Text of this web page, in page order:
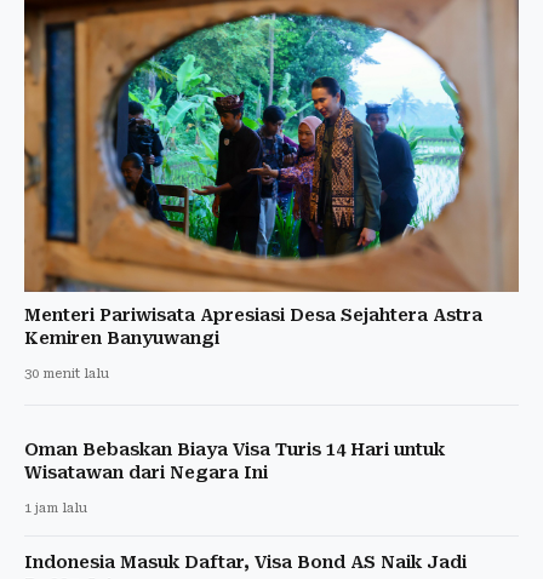
Menteri Pariwisata Apresiasi Desa Sejahtera Astra
Kemiren Banyuwangi
30 menit lalu
Oman Bebaskan Biaya Visa Turis 14 Hari untuk
Wisatawan dari Negara Ini
1 jam lalu
Indonesia Masuk Daftar, Visa Bond AS Naik Jadi